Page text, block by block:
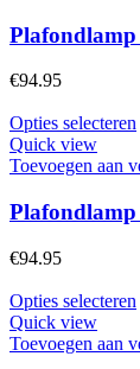
Plafondlamp
€94.95
Opties selecteren
Quick view
Toevoegen aan
Plafondlamp
€94.95
Opties selecteren
Quick view
Toevoegen aan